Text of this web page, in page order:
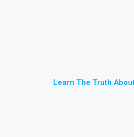
Learn The Truth